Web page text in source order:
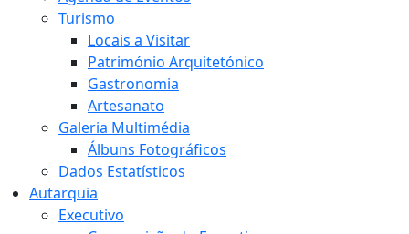
Turismo
Locais a Visitar
Património Arquitetónico
Gastronomia
Artesanato
Galeria Multimédia
Álbuns Fotográficos
Dados Estatísticos
Autarquia
Executivo